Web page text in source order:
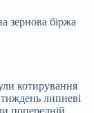
зернова біржа
котирування
липневі
попередній